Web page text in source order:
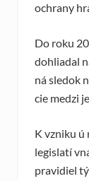
ochrany
Do roku
dohliadal
ná sledok
cie medzi
K vzniku ú
legislatí
pravidiel